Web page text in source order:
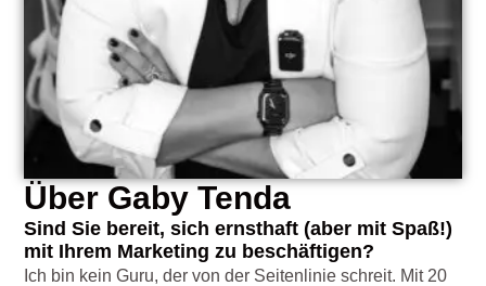
Über Gaby Tenda
Sind Sie bereit, sich ernsthaft (aber mit Spaß!)
mit Ihrem Marketing zu beschäftigen?
Ich bin kein Guru, der von der Seitenlinie schreit. Mit 20